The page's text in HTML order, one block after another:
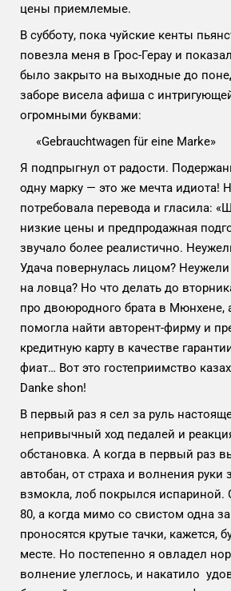
цены приемлемые.
В субботу, пока чуйские кенты
повезла меня в Грос-Герау и
было закрыто на выходные до
заборе висела афиша с
огромными буквами:
«Gebrauchtwagen für eine Marke»
Я подпрыгнул от радости.
одну марку — это же мечта идиота!
потребовала перевода и гласила:
низкие цены и предпродажная
звучало более реалистично.
Удача повернулась лицом?
на ловца? Но что делать до
про двоюродного брата в Мюнхене,
помогла найти авторент-фирму и
кредитную карту в качестве
фиат… Вот это гостеприимство
Danke shon!
В первый раз я сел за руль
непривычный ход педалей и
обстановка. А когда в первый раз
автобан, от страха и волнения руки
взмокла, лоб покрылся испариной.
80, а когда мимо со свистом одна за
проносятся крутые тачки, кажется,
месте. Но постепенно я овладел
волнение улеглось, и накатило